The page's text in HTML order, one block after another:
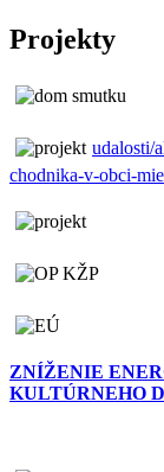
Projekty
udalosti/
chodnika-v-obci-
ZNÍŽENIE
KULTÚRNEHO